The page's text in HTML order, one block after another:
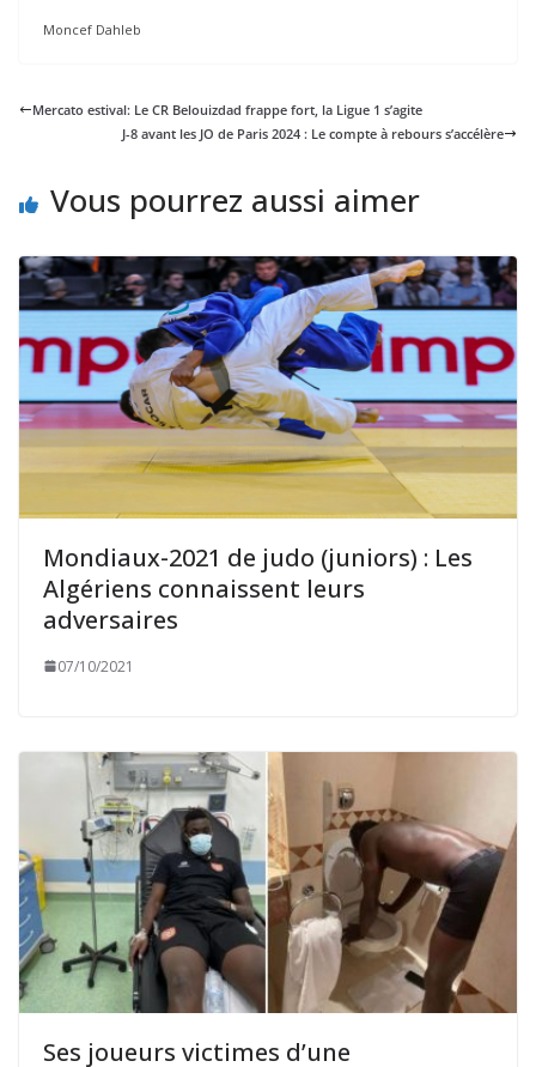
Moncef Dahleb
Mercato estival: Le CR Belouizdad frappe fort, la Ligue 1 s’agite
J-8 avant les JO de Paris 2024 : Le compte à rebours s’accélère
Vous pourrez aussi aimer
Mondiaux-2021 de judo (juniors) : Les
Algériens connaissent leurs
adversaires
07/10/2021
Ses joueurs victimes d’une